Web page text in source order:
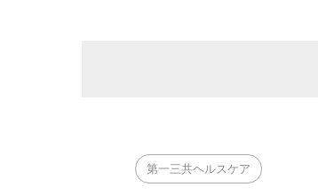
第一三共ヘルスケア